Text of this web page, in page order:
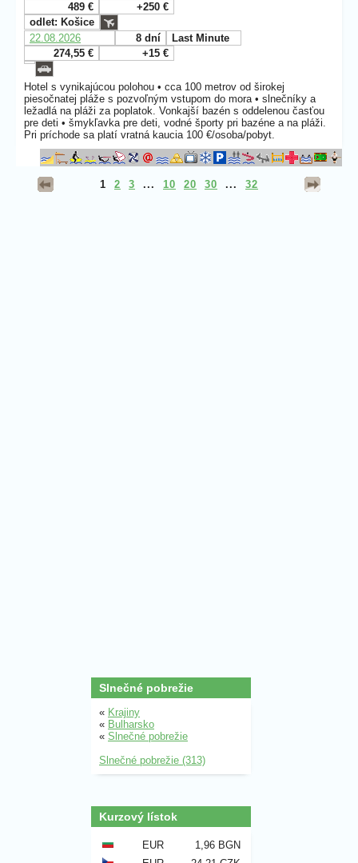
489 €
+250 €
odlet: Košice
22.08.2026
8 dní
Last Minute
274,55 €
+15 €
Hotel s vynikajúcou polohou • cca 100 metrov od širokej
piesočnatej pláže s pozvoľným vstupom do mora • slnečníky a
ležadlá na pláži za poplatok. Vonkajší bazén s oddelenou časťou
pre deti • šmykľavka pre deti, vodné športy pri bazéne a na pláži.
Pri príchode sa platí vratná kaucia 100 €/osoba/pobyt.
1 2 3 ... 10 20 30 ... 32
Slnečné pobrežie
« Krajiny
« Bulharsko
« Slnečné pobrežie
Slnečné pobrežie (313)
Kurzový lístok
EUR
1,96 BGN